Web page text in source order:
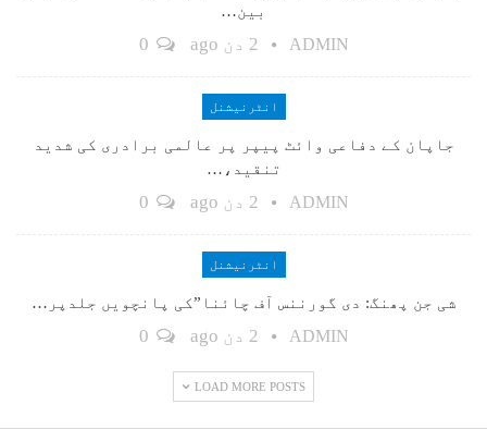
بین…
ADMIN 2 دن ago
انٹرنیشنل
جاپان کے دفاعی وائٹ پیپر پر عالمی برادری کی شدید
تنقید،…
ADMIN 2 دن ago
انٹرنیشنل
شی جن پھنگ: دی گورننس آف چائنا”کی پانچویں جلدپر…
ADMIN 2 دن ago
LOAD MORE POSTS